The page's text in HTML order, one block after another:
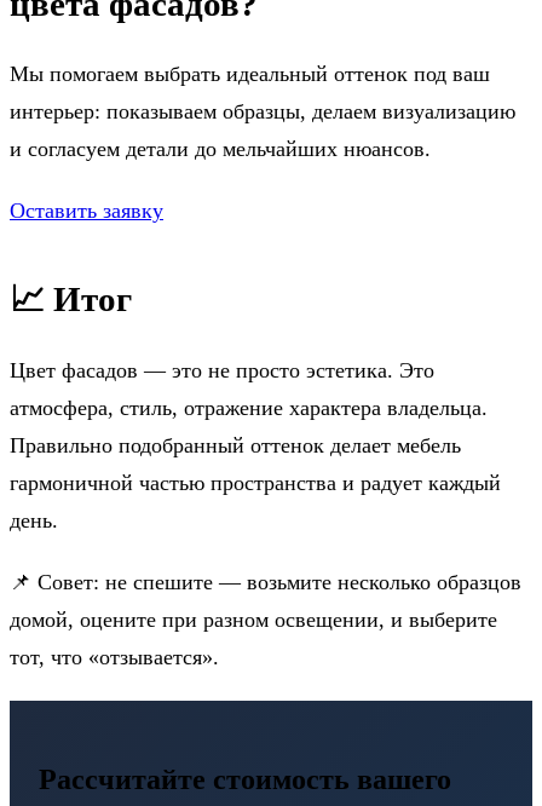
Мы помогаем выбрать идеальный оттенок под ваш
интерьер: показываем образцы, делаем визуализацию
и согласуем детали до мельчайших нюансов.
Оставить заявку
📈 Итог
Цвет фасадов — это не просто эстетика. Это
атмосфера, стиль, отражение характера владельца.
Правильно подобранный оттенок делает мебель
гармоничной частью пространства и радует каждый
день.
📌 Совет: не спешите — возьмите несколько образцов
домой, оцените при разном освещении, и выберите
тот, что «отзывается».
Рассчитайте стоимость вашего